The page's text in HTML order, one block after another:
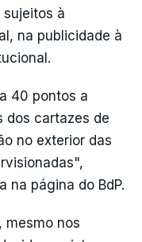
à
na publicidade à
40 pontos a
dos cartazes de
no exterior das
na página do BdP.
mesmo nos